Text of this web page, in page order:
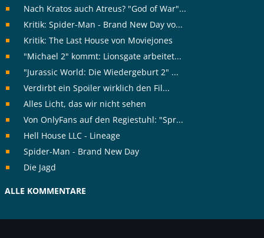
Nach Kratos auch Atreus? "God of War"...
Kritik: Spider-Man - Brand New Day vo...
Kritik: The Last House von Moviejones
"Michael 2" kommt: Lionsgate arbeitet...
"Jurassic World: Die Wiedergeburt 2" ...
Verdirbt ein Spoiler wirklich den Fil...
Alles Licht, das wir nicht sehen
Von OnlyFans auf den Regiestuhl: "Spr...
Hell House LLC - Lineage
Spider-Man - Brand New Day
Die Jagd
ALLE KOMMENTARE